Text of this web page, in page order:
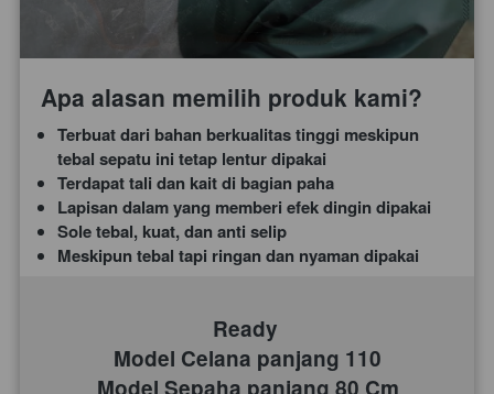
Apa alasan memilih produk kami?
Terbuat dari bahan berkualitas tinggi meskipun
tebal sepatu ini tetap lentur dipakai
Terdapat tali dan kait di bagian paha
Lapisan dalam yang memberi efek dingin dipakai
Sole tebal, kuat, dan anti selip
Meskipun tebal tapi ringan dan nyaman dipakai
Ready
Model Celana panjang 110
Model Sepaha panjang 80 Cm